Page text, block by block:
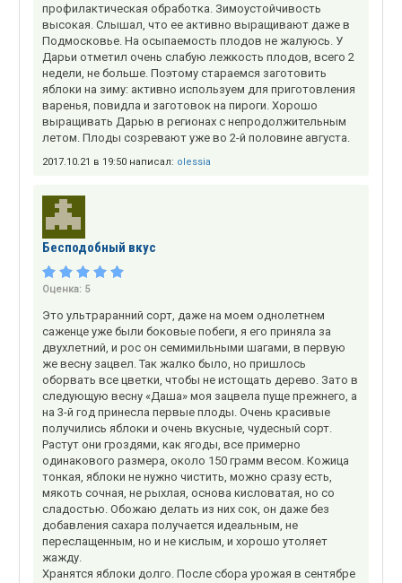
профилактическая обработка. Зимоустойчивость
высокая. Слышал, что ее активно выращивают даже в
Подмосковье. На осыпаемость плодов не жалуюсь. У
Дарьи отметил очень слабую лежкость плодов, всего 2
недели, не больше. Поэтому стараемся заготовить
яблоки на зиму: активно используем для приготовления
варенья, повидла и заготовок на пироги. Хорошо
выращивать Дарью в регионах с непродолжительным
летом. Плоды созревают уже во 2-й половине августа.
2017.10.21 в 19:50 написал: olessia
Бесподобный вкус
Оценка: 5
Это ультраранний сорт, даже на моем однолетнем
саженце уже были боковые побеги, я его приняла за
двухлетний, и рос он семимильными шагами, в первую
же весну зацвел. Так жалко было, но пришлось
оборвать все цветки, чтобы не истощать дерево. Зато в
следующую весну «Даша» моя зацвела пуще прежнего, а
на 3-й год принесла первые плоды. Очень красивые
получились яблоки и очень вкусные, чудесный сорт.
Растут они гроздями, как ягоды, все примерно
одинакового размера, около 150 грамм весом. Кожица
тонкая, яблоки не нужно чистить, можно сразу есть,
мякоть сочная, не рыхлая, основа кисловатая, но со
сладостью. Обожаю делать из них сок, он даже без
добавления сахара получается идеальным, не
переслащенным, но и не кислым, и хорошо утоляет
жажду.
Хранятся яблоки долго. После сбора урожая в сентябре